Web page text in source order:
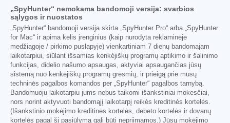
„SpyHunter“ nemokama bandomoji versija: svarbios
sąlygos ir nuostatos
„SpyHunter“ bandomoji versija skirta „SpyHunter Pro“ arba „SpyHunter
for Mac“ ir apima kelis įrenginius (kaip nurodyta reklaminėje
medžiagoje / pirkimo puslapyje) vienkartiniam 7 dienų bandomajam
laikotarpiui, siūlant išsamias kenkėjiškų programų aptikimo ir šalinimo
funkcijas, didelio našumo apsaugas, aktyviai apsaugančias jūsų
sistemą nuo kenkėjiškų programų grėsmių, ir prieigą prie mūsų
techninės pagalbos komandos per „SpyHunter“ pagalbos tarnybą.
Bandomuoju laikotarpiu jums nebus taikomi išankstiniai mokesčiai,
nors norint aktyvuoti bandomąjį laikotarpį reikės kreditinės kortelės.
(Išankstinio mokėjimo kreditinės kortelės, debeto kortelės ir dovanų
kortelės pagal šį pasiūlymą gali būti nepriimamos.) Jūsų mokėjimo